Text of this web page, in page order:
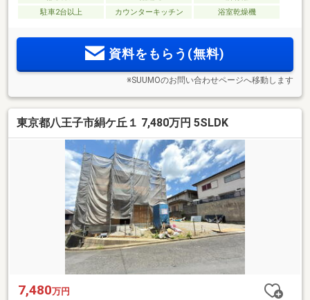
駐車2台以上
カウンターキッチン 浴室乾燥機
資料をもらう(無料)
※SUUMOのお問い合わせページへ移動します
東京都八王子市絹ケ丘１ 7,480万円 5SLDK
7,480万円